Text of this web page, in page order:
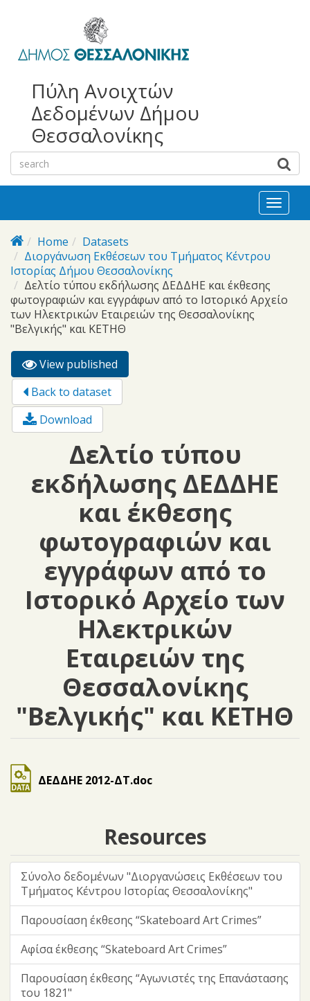
bayan
escort
escort
Πύλη Ανοιχτών
Δεδομένων Δήμου
Θεσσαλονίκης
Toggle
Home
Datasets
Διοργάνωση Eκθέσεων του Τμήματος Κέντρου
Ιστορίας Δήμου Θεσσαλονίκης
Δελτίο τύπου εκδήλωσης ΔΕΔΔΗΕ και έκθεσης
φωτογραφιών και εγγράφων από το Ιστορικό Αρχείο
των Ηλεκτρικών Εταιρειών της Θεσσαλονίκης
"Βελγικής" και ΚΕΤΗΘ
Primary tabs
View published
tab)
Back to dataset
Download
Δελτίο τύπου
εκδήλωσης ΔΕΔΔΗΕ
και έκθεσης
φωτογραφιών και
εγγράφων από το
Ιστορικό Αρχείο των
Ηλεκτρικών
Εταιρειών της
Θεσσαλονίκης
"Βελγικής" και ΚΕΤΗΘ
ΔΕΔΔΗΕ 2012-ΔT.doc
Resources
Σύνολο δεδομένων "Διοργανώσεις Eκθέσεων του
Τμήματος Κέντρου Ιστορίας Θεσσαλονίκης"
Παρουσίαση έκθεσης “Skateboard Art Crimes”
Αφίσα έκθεσης “Skateboard Art Crimes”
Παρουσίαση έκθεσης “Αγωνιστές της Επανάστασης
του 1821"